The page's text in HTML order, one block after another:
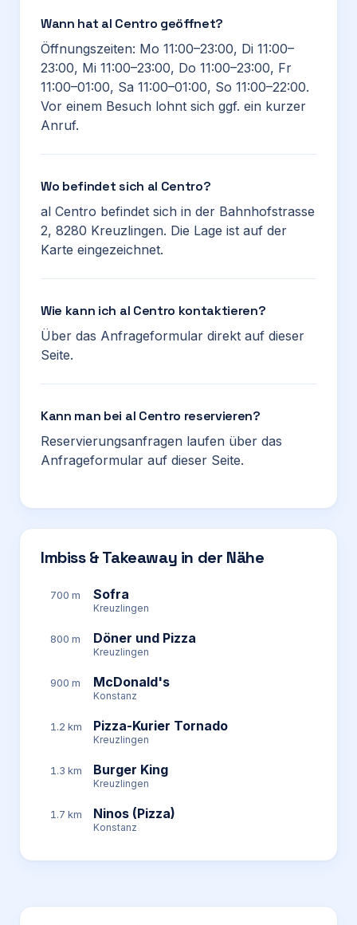
Wann hat al Centro geöffnet?
Öffnungszeiten: Mo 11:00–23:00, Di 11:00–
23:00, Mi 11:00–23:00, Do 11:00–23:00, Fr
11:00–01:00, Sa 11:00–01:00, So 11:00–22:00.
Vor einem Besuch lohnt sich ggf. ein kurzer
Anruf.
Wo befindet sich al Centro?
al Centro befindet sich in der Bahnhofstrasse
2, 8280 Kreuzlingen. Die Lage ist auf der
Karte eingezeichnet.
Wie kann ich al Centro kontaktieren?
Über das Anfrageformular direkt auf dieser
Seite.
Kann man bei al Centro reservieren?
Reservierungsanfragen laufen über das
Anfrageformular auf dieser Seite.
Imbiss & Takeaway in der Nähe
700 m Sofra
Kreuzlingen
800 m Döner und Pizza
Kreuzlingen
900 m McDonald's
Konstanz
1.2 km Pizza-Kurier Tornado
Kreuzlingen
1.3 km Burger King
Kreuzlingen
1.7 km Ninos (Pizza)
Konstanz